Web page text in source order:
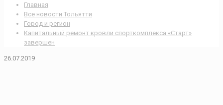
Главная
Все новости Тольятти
Город и регион
Капитальный ремонт кровли спорткомплекса «Старт»
завершен
26.07.2019